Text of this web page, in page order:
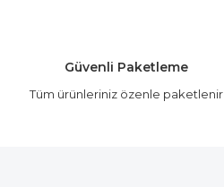
Güvenli Paketleme
Tüm ürünleriniz özenle paketlenir